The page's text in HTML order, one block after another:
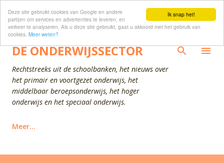
Ik snap het!
Deze site gebruikt cookies van Google en andere
partijen om services en advertenties te leveren, en
verkeer te analyseren. Als u deze site gebruikt, gaat u akkoord met het gebruik van
cookies. Meer weten?
Doorgaan naar hoofdcontent
DE ONDERWIJSSECTOR
Rechtstreeks uit de schoolbanken, het nieuws over
het primair en voortgezet onderwijs, het
middelbaar beroepsonderwijs, het hoger
onderwijs en het speciaal onderwijs.
Meer…